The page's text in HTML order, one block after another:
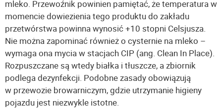
mleko. Przewoźnik powinien pamiętać, że temperatura w
momencie dowiezienia tego produktu do zakładu
przetwórstwa powinna wynosić +10 stopni Celsjusza.
Nie można zapominać również o cysternie na mleko –
wymaga ona mycia w stacjach CIP (ang. Clean In Place).
Rozpuszczane są wtedy białka i tłuszcze, a zbiornik
podlega dezynfekcji. Podobne zasady obowiązują
w przewozie browarniczym, gdzie utrzymanie higieny
pojazdu jest niezwykle istotne.